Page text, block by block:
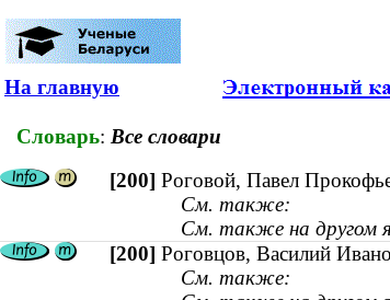
На главную
Словарь: Все словари
[200] Роговой, Павел
См. также:
См. также на другом
[200] Роговцов, Василий
См. также: